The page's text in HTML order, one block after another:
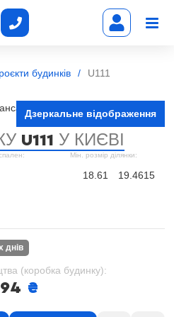
будинків U111
Дзеркальне відображення
U111 У КИЄВІ
спален: Мін. розмір ділянки:
18.61 19.4615
днів
(коробка будинку):
₴